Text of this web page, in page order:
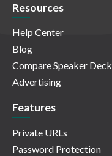
Resources
Help Center
Blog
Compare Speaker Deck
Advertising
Features
Private URLs
Password Protection